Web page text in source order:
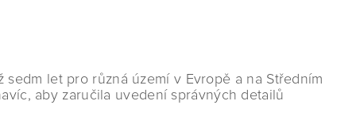
let pro různá území v Evropě a na Středním
aby zaručila uvedení správných detailů